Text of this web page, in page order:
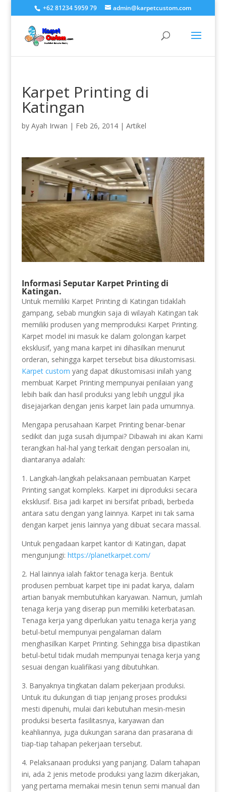
+62 81234 5959 79 admin@karpetcustom.com
Karpet Printing di
Katingan
by Ayah Irwan | Feb 26, 2014| Artikel
Informasi Seputar Karpet Printing di
Katingan.
Untuk memiliki Karpet Printing di Katingan tidaklah
gampang, sebab mungkin saja di wilayah Katingan tak
memiliki produsen yang memproduksi Karpet Printing.
Karpet model ini masuk ke dalam golongan karpet
eksklusif, yang mana karpet ini dihasilkan menurut
orderan, sehingga karpet tersebut bisa dikustomisasi.
Karpet custom yang dapat dikustomisasi inilah yang
membuat Karpet Printing mempunyai penilaian yang
lebih baik dan hasil produksi yang lebih unggul jika
disejajarkan dengan jenis karpet lain pada umumnya.
Mengapa perusahaan Karpet Printing benar-benar
sedikit dan juga susah dijumpai? Dibawah ini akan Kami
terangkan hal-hal yang terkait dengan persoalan ini,
diantaranya adalah:
1. Langkah-langkah pelaksanaan pembuatan Karpet
Printing sangat kompleks. Karpet ini diproduksi secara
eksklusif. Bisa jadi karpet ini bersifat pribadi, berbeda
antara satu dengan yang lainnya. Karpet ini tak sama
dengan karpet jenis lainnya yang dibuat secara massal.
Untuk pengadaan karpet kantor di Katingan, dapat
mengunjungi: https://planetkarpet.com/
2. Hal lainnya ialah faktor tenaga kerja. Bentuk
produsen pembuat karpet tipe ini padat karya, dalam
artian banyak membutuhkan karyawan. Namun, jumlah
tenaga kerja yang diserap pun memiliki keterbatasan.
Tenaga kerja yang diperlukan yaitu tenaga kerja yang
betul-betul mempunyai pengalaman dalam
menghasilkan Karpet Printing. Sehingga bisa dipastikan
betul-betul tidak mudah mempunyai tenaga kerja yang
sesuai dengan kualifikasi yang dibutuhkan.
3. Banyaknya tingkatan dalam pekerjaan produksi.
Untuk itu dukungan di tiap jenjang proses produksi
mesti dipenuhi, mulai dari kebutuhan mesin-mesin
produksi beserta fasilitasnya, karyawan dan
keahliannya, juga dukungan sarana dan prasarana di
tiap-tiap tahapan pekerjaan tersebut.
4. Pelaksanaan produksi yang panjang. Dalam tahapan
ini, ada 2 jenis metode produksi yang lazim dikerjakan,
yang pertama memakai mesin tenun semi manual dan